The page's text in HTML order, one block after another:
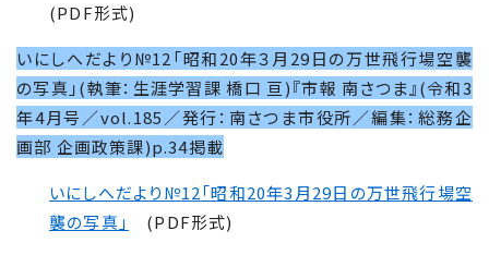
(PDF形式)
いにしへだより№12「昭和20年３月29日の万世飛行場空襲
の写真」(執筆：生涯学習課 橋口 亘)『市報 南さつま』(令和3
年4月号／vol.185／発行：南さつま市役所／編集：総務企
画部 企画政策課)p.34掲載
いにしへだより№12「昭和20年3月29日の万世飛行場空
襲の写真」
(PDF形式)